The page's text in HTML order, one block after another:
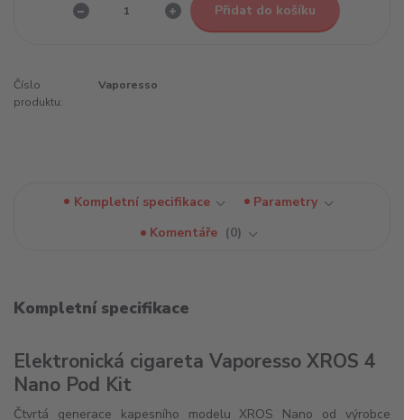
Přidat do košíku
Číslo
produktu:
Vaporesso
Kompletní specifikace
Parametry
Komentáře
0
Kompletní specifikace
Elektronická cigareta Vaporesso XROS 4
Nano Pod Kit
Čtvrtá generace kapesního modelu XROS Nano od výrobce